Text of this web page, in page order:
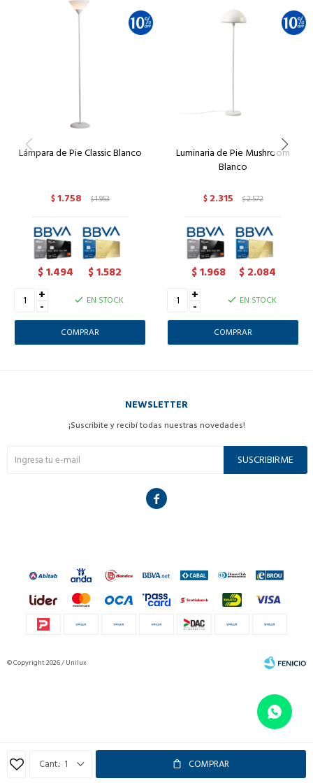
1 COMPRAR
Lámpara de Pie Classic Blanco
$1.758 $1.953
$1.494 $1.582
+
- EN STOCK
Luminaria de Pie Mushroom
Blanco
$ 2.315 $2.572
$1.968 $ 2.084
+
- EN STOCK
NEWSLETTER
¡Suscribite y recibí todas nuestras novedades!
SUSCRIBIRME

© Copyright 2026 / Unilux